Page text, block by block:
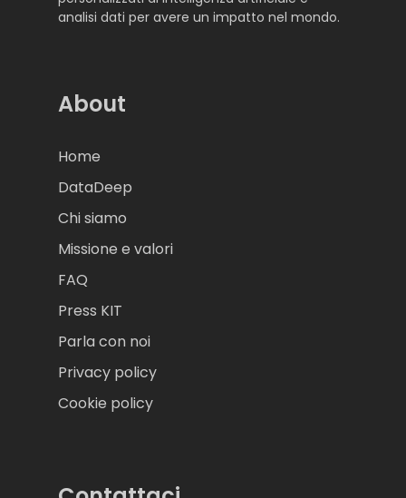
analisi dati per avere un impatto nel mondo.
About
Home
DataDeep
Chi siamo
Missione e valori
FAQ
Press KIT
Parla con noi
Privacy policy
Cookie policy